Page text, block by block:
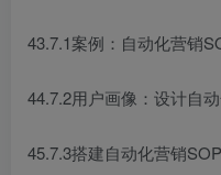
43.7.1案例：自动化营销
44.7.2用户画像：设计自
45.7.3搭建自动化营销